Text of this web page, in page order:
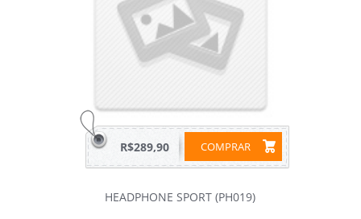
COMPRAR
R$289,90
HEADPHONE SPORT (PH019)